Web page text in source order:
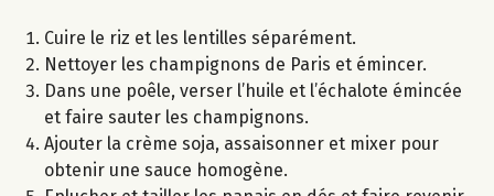
Cuire le riz et les lentilles séparément.
Nettoyer les champignons de Paris et émincer.
Dans une poêle, verser l’huile et l’échalote émincée
et faire sauter les champignons.
Ajouter la crème soja, assaisonner et mixer pour
obtenir une sauce homogène.